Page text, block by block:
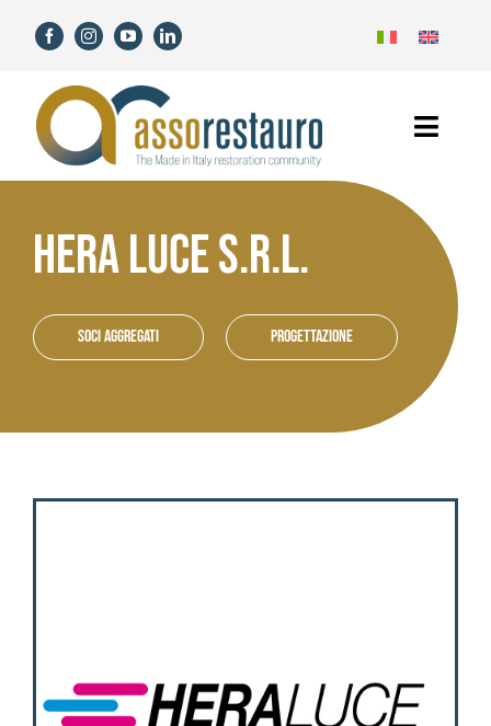
contenuto
Assorestauro
Soci
HERA LUCE S.R.L.
Soci aggregati Progettazione